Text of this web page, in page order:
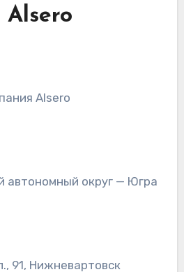
Alsero
автономный округ — Югра
91, Нижневартовск